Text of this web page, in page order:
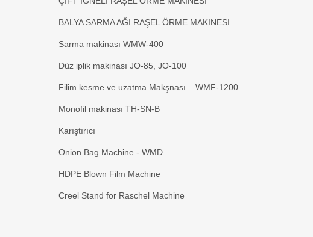
BALYA SARMA AĞI RAŞEL ÖRME MAKINESI
Sarma makinası WMW-400
Düz iplik makinası JO-85, JO-100
Filim kesme ve uzatma Makşnası – WMF-1200
Monofil makinası TH-SN-B
Karıştırıcı
Onion Bag Machine - WMD
HDPE Blown Film Machine
Creel Stand for Raschel Machine